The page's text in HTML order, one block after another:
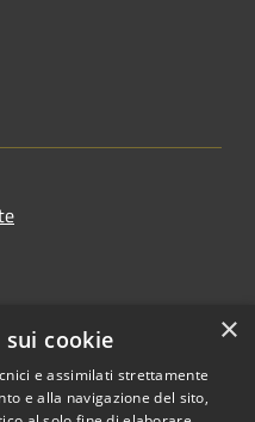
×
cookie
e assimilati strettamente
e alla navigazione del sito,